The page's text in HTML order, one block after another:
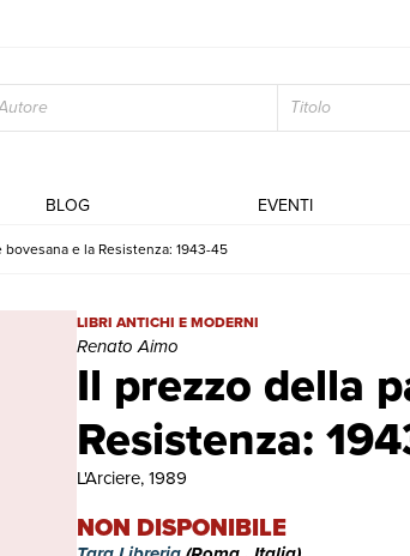
BLOG EVENTI
e la Resistenza: 1943-45
Il prezzo della
Resistenza:
Il prezzo della pace La gente bovesana e
LIBRI ANTICHI E MODERNI
Renato Aimo
L'Arciere, 1989
NON DISPONIBILE